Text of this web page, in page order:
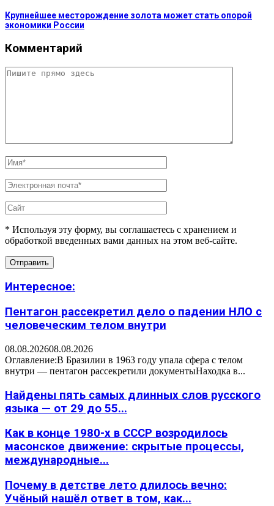
Крупнейшее месторождение золота может стать опорой
экономики России
Комментарий
* Используя эту форму, вы соглашаетесь с хранением и
обработкой введенных вами данных на этом веб-сайте.
Интересное:
Пентагон рассекретил дело о падении НЛО с
человеческим телом внутри
08.08.202608.08.2026
Оглавление:В Бразилии в 1963 году упала сфера с телом
внутри — пентагон рассекретили документыНаходка в...
Найдены пять самых длинных слов русского
языка — от 29 до 55...
Как в конце 1980-х в СССР возродилось
масонское движение: скрытые процессы,
международные...
Почему в детстве лето длилось вечно:
Учёный нашёл ответ в том, как...